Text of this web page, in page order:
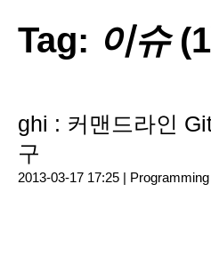
Tag: 이슈
ghi : 커맨드라인
구
2013-03-17 17:25 | Programming